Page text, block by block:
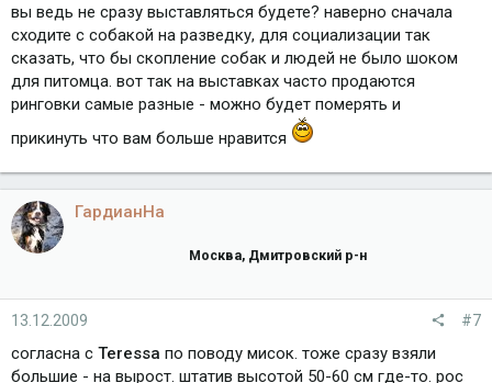
вы ведь не сразу выставляться будете? наверно сначала
сходите с собакой на разведку, для социализации так
сказать, что бы скопление собак и людей не было шоком
для питомца. вот так на выставках часто продаются
ринговки самые разные - можно будет померять и
прикинуть что вам больше нравится
ГардианНа
Москва, Дмитровский р-н
13.12.2009 #7
согласна с Teressa по поводу мисок. тоже сразу взяли
большие - на вырост. штатив высотой 50-60 см где-то. рос